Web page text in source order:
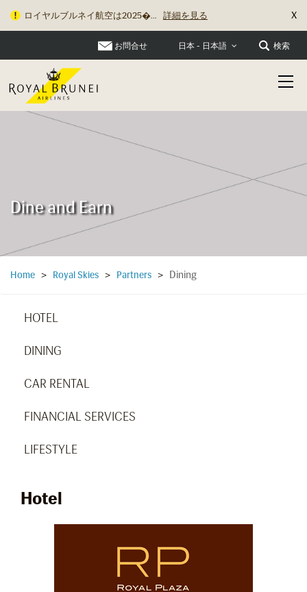
ロイヤルブルネイ航空は2025�... 詳細を見る X
お問合せ 日本 - 日本語 検索
Dine and Earn
Home > Royal Skies > Partners > Dining
HOTEL
DINING
CAR RENTAL
FINANCIAL SERVICES
LIFESTYLE
Hotel